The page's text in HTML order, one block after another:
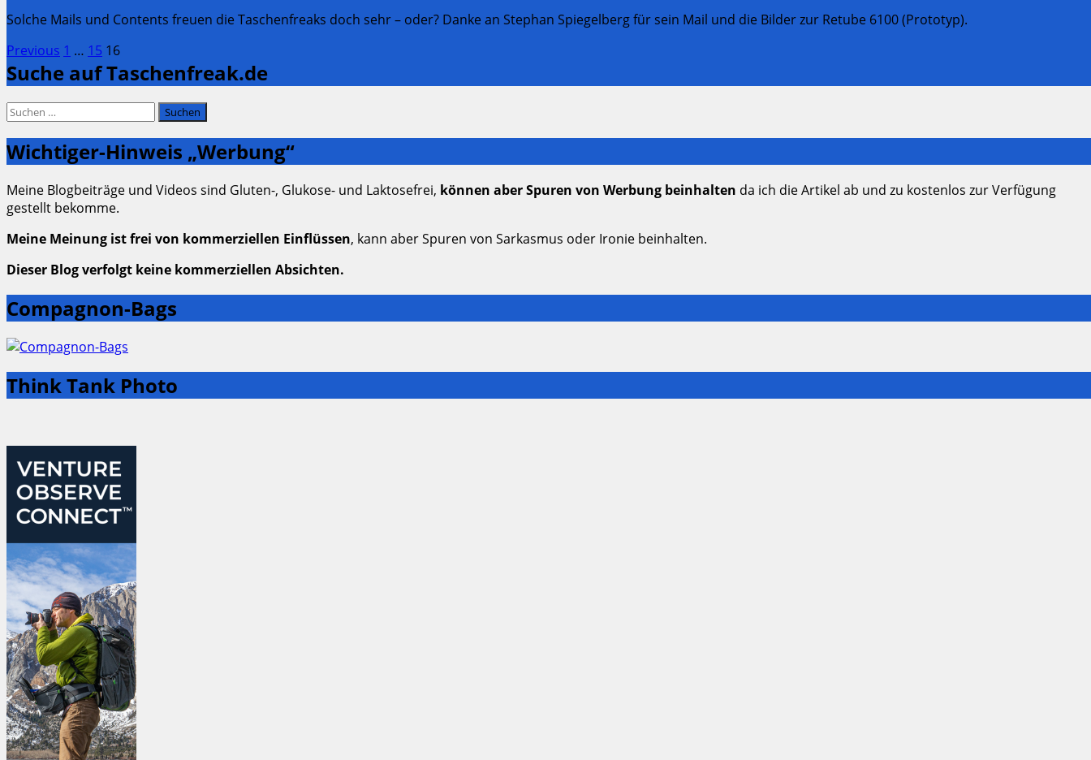
Solche Mails und Contents freuen die Taschenfreaks doch sehr – oder? Danke an Stephan Spiegelberg für sein Mail und die Bilder zur Retube 6100 (Prototyp).
Seitennummerierung
der
Beiträge
Previous Page
1 … Page
15 Page
16
Suche auf Taschenfreak.de
Suchen
Wichtiger-Hinweis „Werbung“
Meine Blogbeiträge und Videos sind Gluten-, Glukose- und Laktosefrei, können aber Spuren von Werbung beinhalten da ich die Artikel ab und zu kostenlos zur Verfügung
gestellt bekomme.
Meine Meinung ist frei von kommerziellen Einflüssen, kann aber Spuren von Sarkasmus oder Ironie beinhalten.
Dieser Blog verfolgt keine kommerziellen Absichten.
Compagnon-Bags
Think Tank Photo